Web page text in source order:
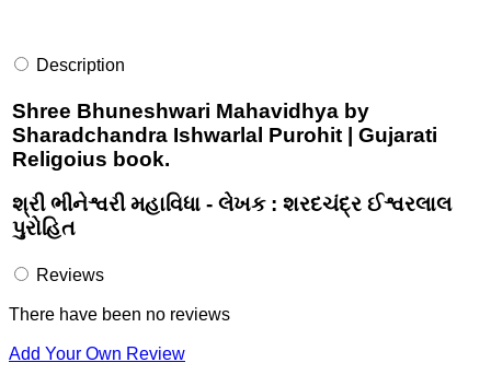
Description
Shree Bhuneshwari Mahavidhya by
Sharadchandra Ishwarlal Purohit | Gujarati
Religoius book.
શ્રી ભીનેશ્વરી મહાવિધા - લેખક : શરદચંદ્ર ઈશ્વરલાલ
પુરોહિત
Reviews
There have been no reviews
Add Your Own Review